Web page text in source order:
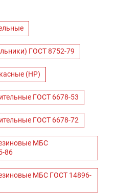
ГОСТ 8752-79
(НР)
ГОСТ 6678-53
ГОСТ 6678-72
МБС
86
МБС ГОСТ 14896-